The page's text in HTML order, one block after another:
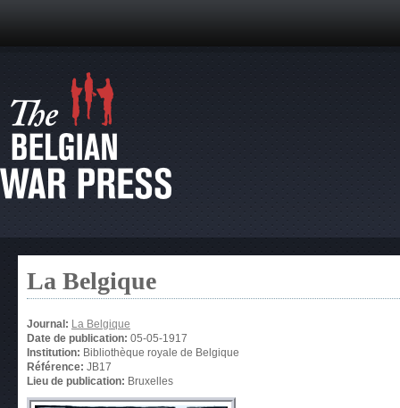
La Belgique
Journal: La Belgique
Date de publication: 05-05-1917
Institution: Bibliothèque royale de Belgique
Référence: JB17
Lieu de publication: Bruxelles